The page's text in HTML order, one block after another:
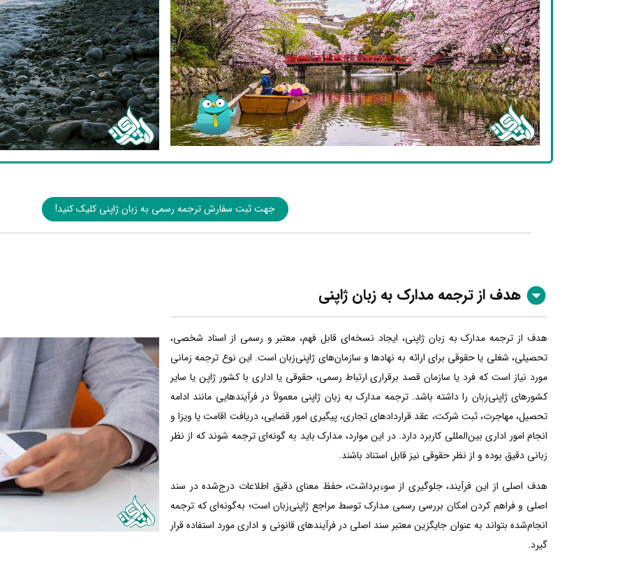
جهت ثبت سفارش ترجمه رسمی به زبان ژاپنی کلیک کنید!
هدف از ترجمه مدارک به زبان ژاپنی
هدف از ترجمه مدارک به زبان ژاپنی، ایجاد نسخه‌ای قابل فهم، معتبر و رسمی از اسناد شخصی،
تحصیلی، شغلی یا حقوقی برای ارائه به نهادها و سازمان‌های ژاپنی‌زبان است. این نوع ترجمه زمانی
مورد نیاز است که فرد یا سازمان قصد برقراری ارتباط رسمی، حقوقی یا اداری با کشور ژاپن یا سایر
کشورهای ژاپنی‌زبان را داشته باشد. ترجمه مدارک به زبان ژاپنی معمولاً در فرآیندهایی مانند ادامه
تحصیل، مهاجرت، ثبت شرکت، عقد قراردادهای تجاری، پیگیری امور قضایی، دریافت اقامت یا ویزا و
انجام امور اداری بین‌المللی کاربرد دارد. در این موارد، مدارک باید به گونه‌ای ترجمه شوند که از نظر
زبانی دقیق بوده و از نظر حقوقی نیز قابل استناد باشند.
هدف اصلی از این فرآیند، جلوگیری از سوءبرداشت، حفظ معنای دقیق اطلاعات درج‌شده در سند
اصلی و فراهم کردن امکان بررسی رسمی مدارک توسط مراجع ژاپنی‌زبان است؛ به‌گونه‌ای که ترجمه
انجام‌شده بتواند به عنوان جایگزین معتبر سند اصلی در فرآیندهای قانونی و اداری مورد استفاده قرار
گیرد.